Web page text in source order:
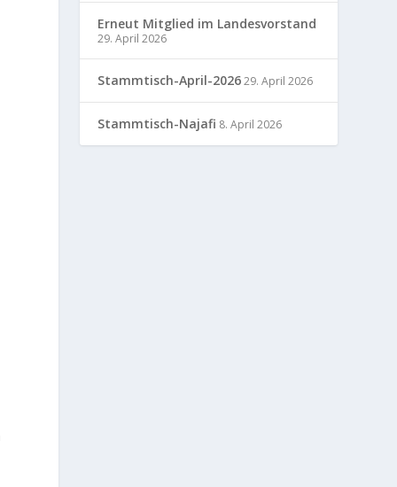
Erneut Mitglied im Landesvorstand
29. April 2026
Stammtisch-April-202629. April 2026
Stammtisch-Najafi 8. April 2026